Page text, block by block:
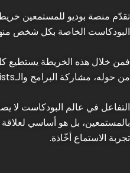
تقدّم منصة بوديو للمستمعين
البودكاست الخاصة بكل شخص
فمن خلال هذه الخريطة يستطيع
من حوله، مشاركة البرامج والـPlaylists معهم واقتراح برامج جديدة.
التفاعل في عالم البودكاست لا
بالمستمعين، بل هو أساسي
تجربة الاستماع أخّاذة.